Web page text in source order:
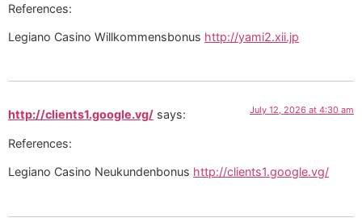
References:
Legiano Casino Willkommensbonus http://yami2.xii.jp
http://clients1.google.vg/ says: July 12, 2026 at 4:30 am
References:
Legiano Casino Neukundenbonus http://clients1.google.vg/